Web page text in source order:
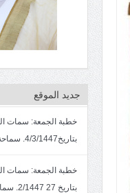
جديد الموقع
بتاريخ4/3/1447. سماحة الشيخ مصطفى المرهون
بتاريخ 27 2/1447. سماحة الشيخ مصطفى المرهون